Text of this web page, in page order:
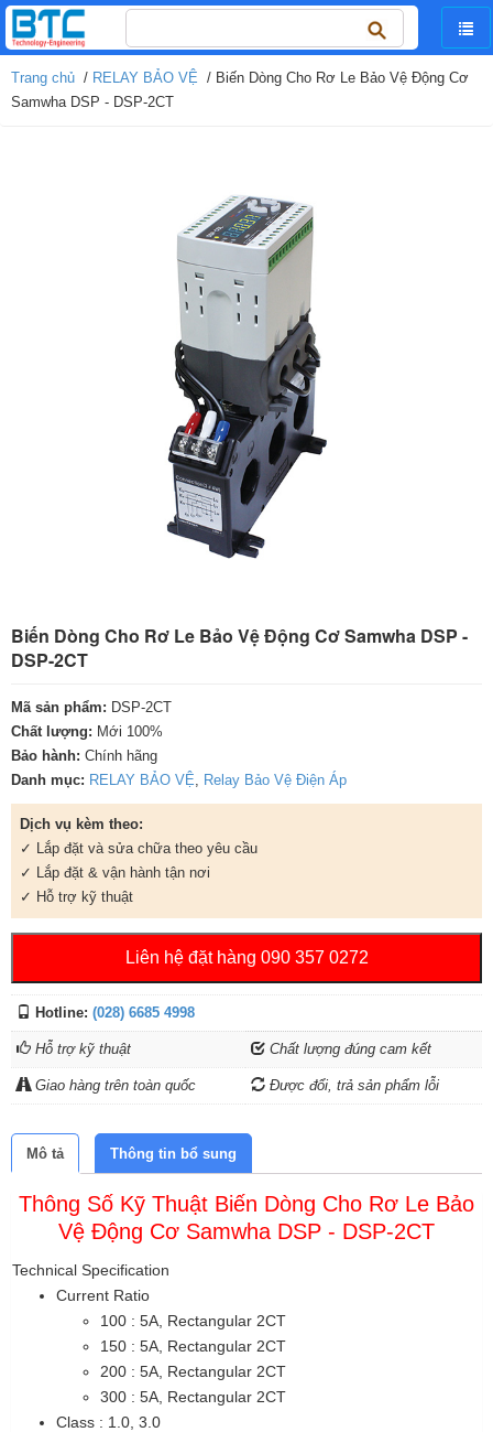
Tìm
kiếm
Trang chủ / RELAY BẢO VỆ / Biến Dòng Cho Rơ Le Bảo Vệ Động Cơ
Samwha DSP - DSP-2CT
Biến Dòng Cho Rơ Le Bảo Vệ Động Cơ Samwha DSP -
DSP-2CT
Mã sản phẩm: DSP-2CT
Chất lượng: Mới 100%
Bảo hành: Chính hãng
Danh mục: RELAY BẢO VỆ, Relay Bảo Vệ Điện Áp
Dịch vụ kèm theo:
✓ Lắp đặt và sửa chữa theo yêu cầu
✓ Lắp đặt & vận hành tận nơi
✓ Hỗ trợ kỹ thuật
Liên hệ đặt hàng 090 357 0272
Hotline: (028) 6685 4998
Hỗ trợ kỹ thuật Chất lượng đúng cam kết
Giao hàng trên toàn quốc Được đổi, trả sản phẩm lỗi
Mô tả Thông tin bổ sung
Thông Số Kỹ Thuật Biến Dòng Cho Rơ Le Bảo
Vệ Động Cơ Samwha DSP - DSP-2CT
Technical Specification
Current Ratio
100 : 5A, Rectangular 2CT
150 : 5A, Rectangular 2CT
200 : 5A, Rectangular 2CT
300 : 5A, Rectangular 2CT
Class : 1.0, 3.0